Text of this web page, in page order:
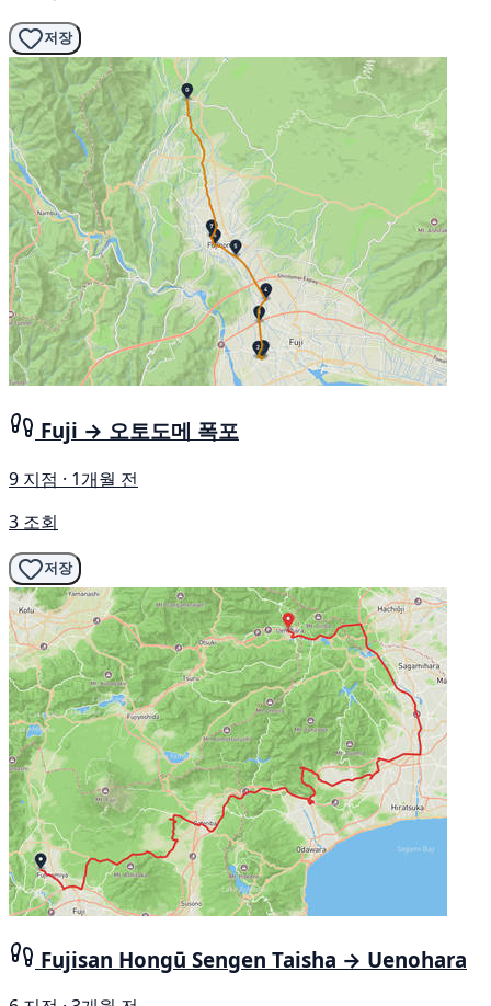
저장
Fuji → 오토도메 폭포
9 지점 · 1개월 전
3 조회
저장
Fujisan Hongū Sengen Taisha → Uenohara